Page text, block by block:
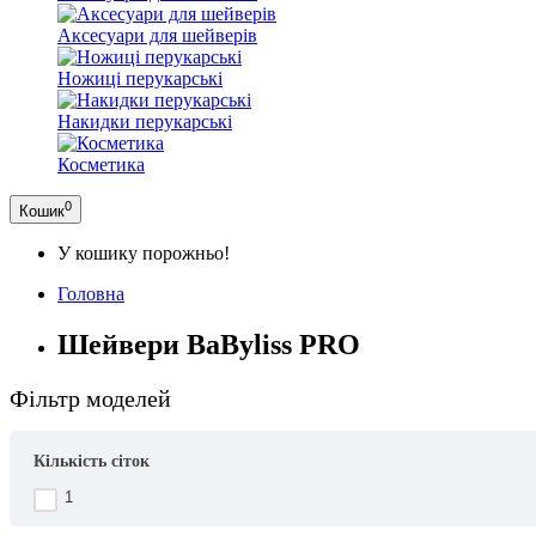
Аксесуари для шейверів
Ножиці перукарські
Накидки перукарські
Косметика
Кошик0
У кошику порожньо!
Головна
Шейвери BaByliss PRO
Фільтр моделей
Кількість сіток
1